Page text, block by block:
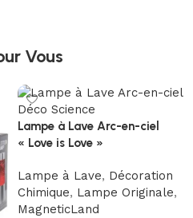
Vous
Lampe à Lave Arc-en-ciel
« Love is Love »
Lampe à Lave, Décoration
Chimique, Lampe Originale,
MagneticLand